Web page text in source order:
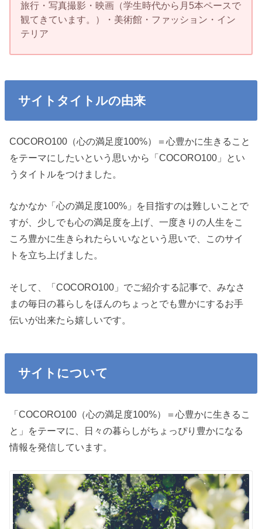
旅行・写真撮影・映画（学生時代から月5本ペースで
観てきています。）・美術館・ファッション・イン
テリア
サイトタイトルの由来
COCORO100（心の満足度100%）＝心豊かに生きること
をテーマにしたいという思いから「COCORO100」とい
うタイトルをつけました。
なかなか「心の満足度100%」を目指すのは難しいことで
すが、少しでも心の満足度を上げ、一度きりの人生をこ
ころ豊かに生きられたらいいなという思いで、このサイ
トを立ち上げました。
そして、「COCORO100」でご紹介する記事で、みなさ
まの毎日の暮らしをほんのちょっとでも豊かにするお手
伝いが出来たら嬉しいです。
サイトについて
「COCORO100（心の満足度100%）＝心豊かに生きるこ
と」をテーマに、日々の暮らしがちょっぴり豊かになる
情報を発信しています。